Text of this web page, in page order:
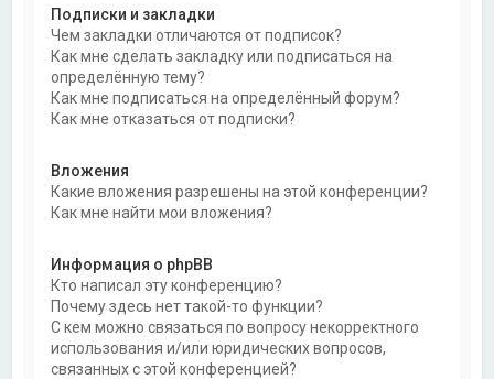
Подписки и закладки
Чем закладки отличаются от подписок?
Как мне сделать закладку или подписаться на
определённую тему?
Как мне подписаться на определённый форум?
Как мне отказаться от подписки?
Вложения
Какие вложения разрешены на этой конференции?
Как мне найти мои вложения?
Информация о phpBB
Кто написал эту конференцию?
Почему здесь нет такой-то функции?
С кем можно связаться по вопросу некорректного
использования и/или юридических вопросов,
связанных с этой конференцией?